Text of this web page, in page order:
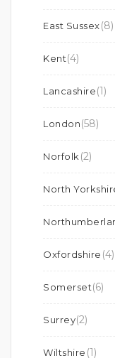
East Sussex(8)
Kent(4)
Lancashire(1)
London(58)
Norfolk (2)
North
Oxfordshire (4)
Somerset(6)
Surrey(2)
Wiltshire (1)